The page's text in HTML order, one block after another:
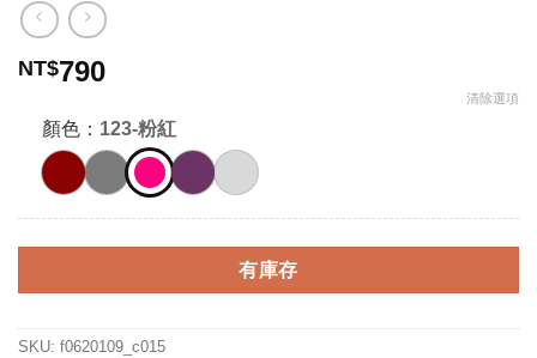
NT$790
顏色： 123-粉紅
清除選項
有庫存
SKU: f0620109_c015